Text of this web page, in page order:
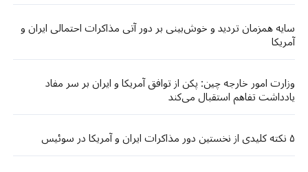
سایه همزمان تردید و خوش‌بینی‌ بر دور آتی مذاکرات احتمالی ایران و
آمریکا
وزارت امور خارجه چین: پکن از توافق آمریکا و ایران بر سر مفاد
یادداشت تفاهم استقبال می‌کند
۵ نکته کلیدی از نخستین دور مذاکرات ایران و آمریکا در سوئیس